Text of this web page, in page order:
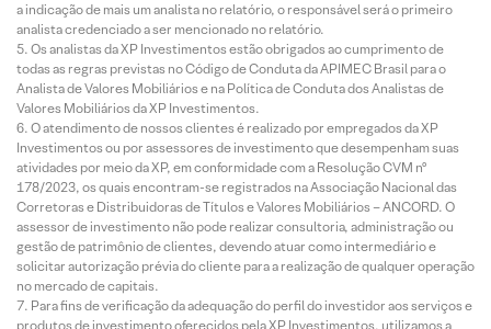
a indicação de mais um analista no relatório, o responsável será o primeiro
analista credenciado a ser mencionado no relatório.
Os analistas da XP Investimentos estão obrigados ao cumprimento de
todas as regras previstas no Código de Conduta da APIMEC Brasil para o
Analista de Valores Mobiliários e na Política de Conduta dos Analistas de
Valores Mobiliários da XP Investimentos.
O atendimento de nossos clientes é realizado por empregados da XP
Investimentos ou por assessores de investimento que desempenham suas
atividades por meio da XP, em conformidade com a Resolução CVM nº
178/2023, os quais encontram-se registrados na Associação Nacional das
Corretoras e Distribuidoras de Títulos e Valores Mobiliários – ANCORD. O
assessor de investimento não pode realizar consultoria, administração ou
gestão de patrimônio de clientes, devendo atuar como intermediário e
solicitar autorização prévia do cliente para a realização de qualquer operação
no mercado de capitais.
Para fins de verificação da adequação do perfil do investidor aos serviços e
produtos de investimento oferecidos pela XP Investimentos, utilizamos a